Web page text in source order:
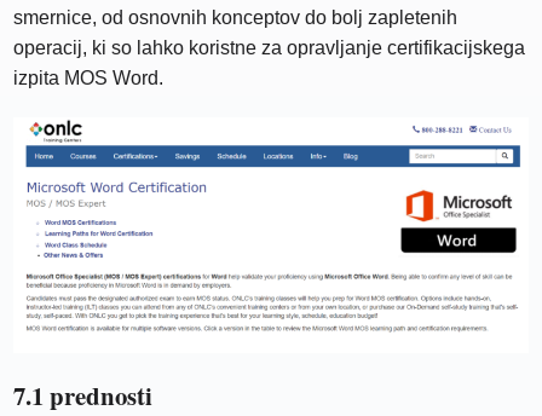
smernice, od osnovnih konceptov do bolj zapletenih
operacij, ki so lahko koristne za opravljanje certifikacijskega
izpita MOS Word.
7.1 prednosti